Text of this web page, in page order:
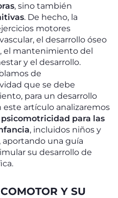
, sino también
. De hecho, la
motores
el desarrollo óseo
el mantenimiento del
y el desarrollo.
de
que se debe
para un desarrollo
este artículo analizaremos
para las
, incluidos niños y
aportando una guía
su desarrollo de
Y SU